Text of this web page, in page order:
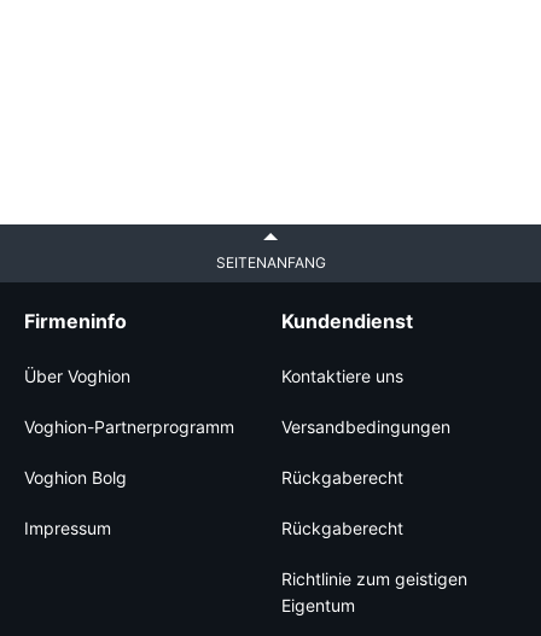
SEITENANFANG
Firmeninfo
Über Voghion
Voghion-Partnerprogramm
Voghion Bolg
Impressum
Kundendienst
Kontaktiere uns
Versandbedingungen
Rückgaberecht
Rückgaberecht
Richtlinie zum geistigen
Eigentum